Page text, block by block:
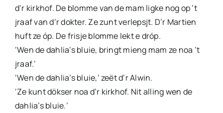
d’r kirkhof. De blomme van de mam ligke nog op ’t
jraaf van d’r dokter. Ze zunt verlepsjt. D’r Martien
huft ze óp. De frisje blomme lekt e dróp.
‘Wen de dahlia’s bluie, bringt mieng mam ze noa ’t
jraaf.’
‘Wen de dahlia’s bluie,’ zeët d’r Alwin.
‘Ze kunt dökser noa d’r kirkhof. Nit alling wen de
dahlia’s bluie.’